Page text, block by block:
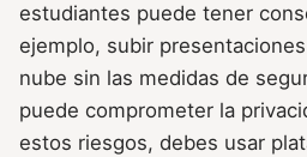
estudiantes puede tener
ejemplo, subir
nube sin las medidas de
puede comprometer la
estos riesgos, debes usar